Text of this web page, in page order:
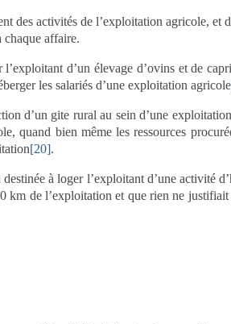
des activités de l’exploitation agricole, et
chaque affaire.
d’un élevage d’ovins et de
les salariés d’une exploitation agricole
d’un gite rural au sein d’une
quand bien même les ressources
[20].
à loger l’exploitant d’une activité
km de l’exploitation et que rien ne justifiait